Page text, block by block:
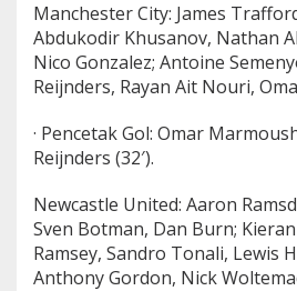
Manchester City: James
Abdukodir Khusanov, Nathan
Nico Gonzalez; Antoine
Reijnders, Rayan Ait Nouri,
· Pencetak Gol: Omar
Reijnders (32′).
Newcastle United: Aaron
Sven Botman, Dan Burn;
Ramsey, Sandro Tonali, Lewis
Anthony Gordon, Nick